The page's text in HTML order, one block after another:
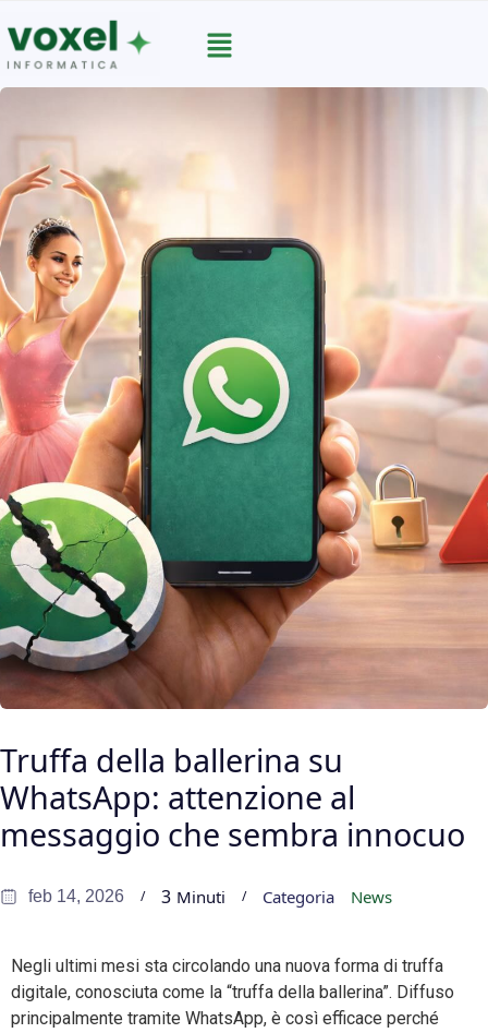
Truffa della ballerina su
WhatsApp: attenzione al
messaggio che sembra innocuo
feb 14, 2026 3 Minuti Categoria News
Negli ultimi mesi sta circolando una nuova forma di truffa
digitale, conosciuta come la “truffa della ballerina”. Diffuso
principalmente tramite WhatsApp, è così efficace perché